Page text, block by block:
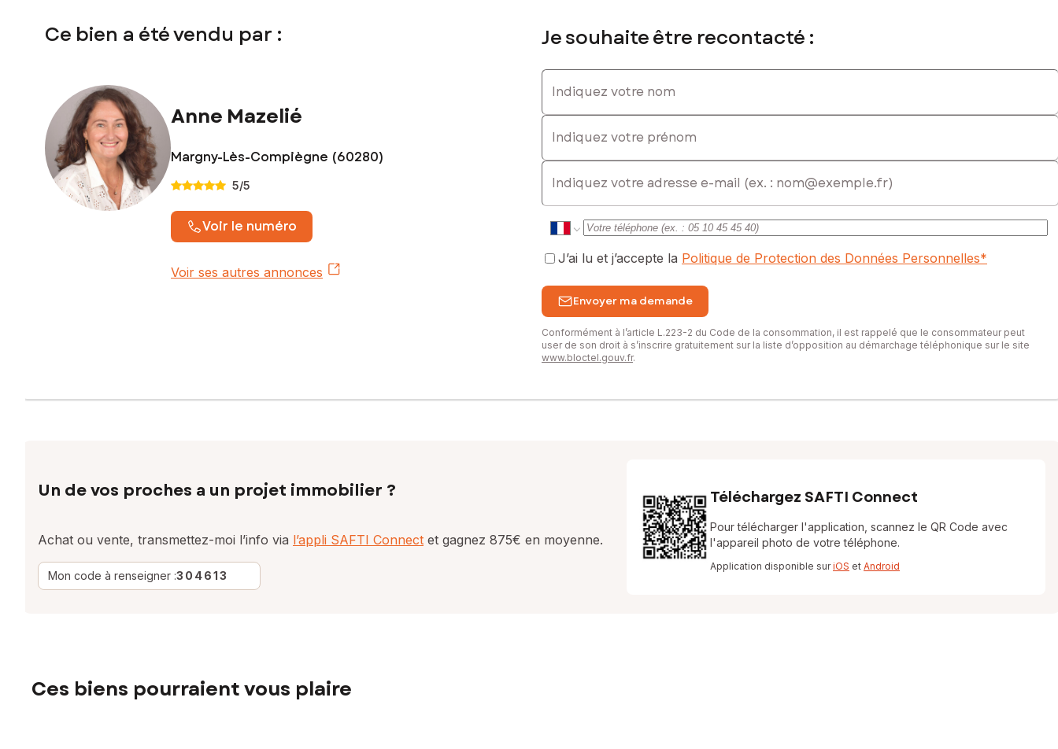
Ce bien a été vendu par :
Anne Mazelié
Margny-Lès-Compiègne (60280)
5/5
Voir le numéro
Voir ses autres annonces
Je souhaite être recontacté :
Indiquez votre nom
Indiquez votre prénom
E-mail
J’ai lu et j’accepte la Politique de Protection des Données Personnelles*
Envoyer ma demande
Conformément à l’article L.223-2 du Code de la consommation, il est rappelé que le consommateur peut
user de son droit à s’inscrire gratuitement sur la liste d’opposition au démarchage téléphonique sur le site
www.bloctel.gouv.fr.
Un de vos proches a un projet immobilier ?
Achat ou vente, transmettez-moi l’info via l’appli SAFTI Connect et gagnez 875€ en moyenne.
Mon code à renseigner :304613
Téléchargez SAFTI Connect
Pour télécharger l'application, scannez le QR Code avec
l'appareil photo de votre téléphone.
Application disponible suriOS et Android
Ces biens pourraient vous plaire